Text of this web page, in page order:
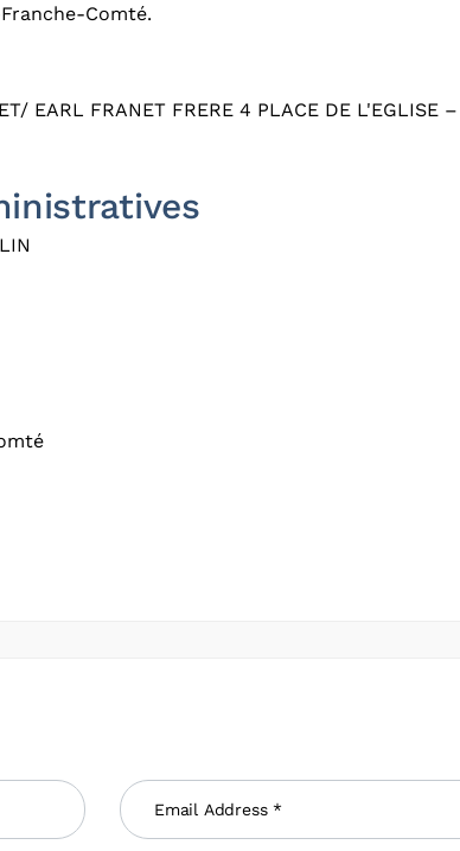
Comté.
EARL FRANET FRERE 4 PLACE DE L'EGLISE –